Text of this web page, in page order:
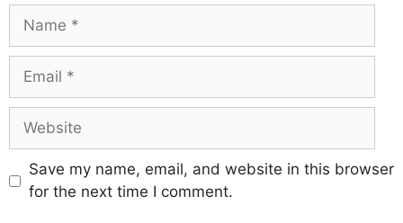
Save my name, email, and website in this browser
for the next time I comment.